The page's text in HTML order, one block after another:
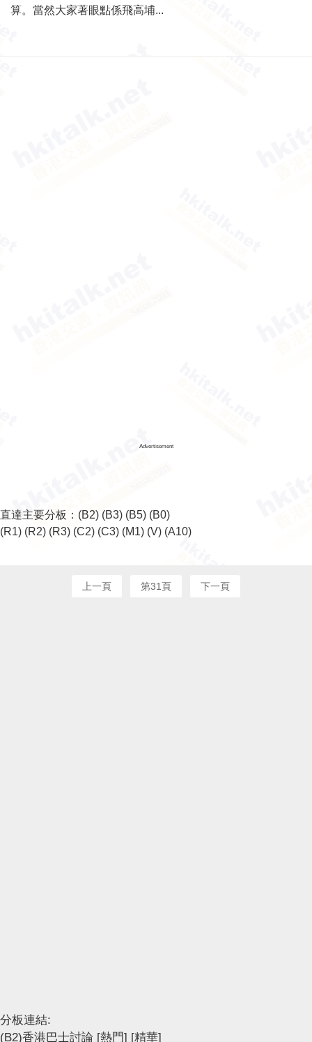
算。當然大家著眼點係飛高埔...
Advertisement
直達主要分板： (B2) (B3) (B5) (B0)
(R1) (R2) (R3) (C2) (C3) (M1) (V) (A10)
上一頁 第31頁 下一頁
分板連結:
(B2)香港巴士討論 [熱門] [精華]